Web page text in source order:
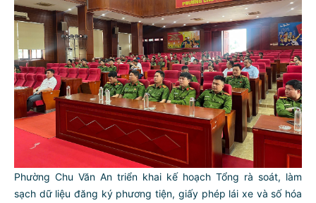
Phường Chu Văn An triển khai kế hoạch Tổng rà soát, làm
sạch dữ liệu đăng ký phương tiện, giấy phép lái xe và số hóa